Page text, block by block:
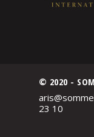
© 2020 -
23 10